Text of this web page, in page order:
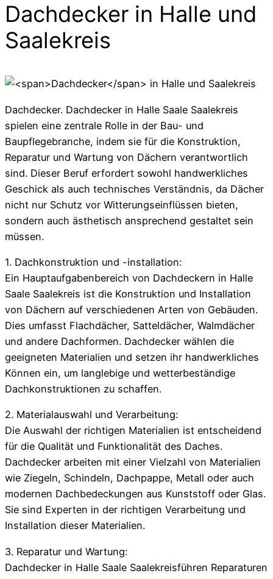
Dachdecker in Halle und
Saalekreis
Dachdecker. Dachdecker in Halle Saale Saalekreis
spielen eine zentrale Rolle in der Bau- und
Baupflegebranche, indem sie für die Konstruktion,
Reparatur und Wartung von Dächern verantwortlich
sind. Dieser Beruf erfordert sowohl handwerkliches
Geschick als auch technisches Verständnis, da Dächer
nicht nur Schutz vor Witterungseinflüssen bieten,
sondern auch ästhetisch ansprechend gestaltet sein
müssen.
1. Dachkonstruktion und -installation:
Ein Hauptaufgabenbereich von Dachdeckern in Halle
Saale Saalekreis ist die Konstruktion und Installation
von Dächern auf verschiedenen Arten von Gebäuden.
Dies umfasst Flachdächer, Satteldächer, Walmdächer
und andere Dachformen. Dachdecker wählen die
geeigneten Materialien und setzen ihr handwerkliches
Können ein, um langlebige und wetterbeständige
Dachkonstruktionen zu schaffen.
2. Materialauswahl und Verarbeitung:
Die Auswahl der richtigen Materialien ist entscheidend
für die Qualität und Funktionalität des Daches.
Dachdecker arbeiten mit einer Vielzahl von Materialien
wie Ziegeln, Schindeln, Dachpappe, Metall oder auch
modernen Dachbedeckungen aus Kunststoff oder Glas.
Sie sind Experten in der richtigen Verarbeitung und
Installation dieser Materialien.
3. Reparatur und Wartung:
Dachdecker in Halle Saale Saalekreisführen Reparaturen